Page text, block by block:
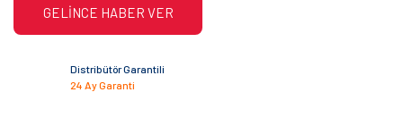
GELİNCE HABER VER
Distribütör Garantili
24 Ay Garanti